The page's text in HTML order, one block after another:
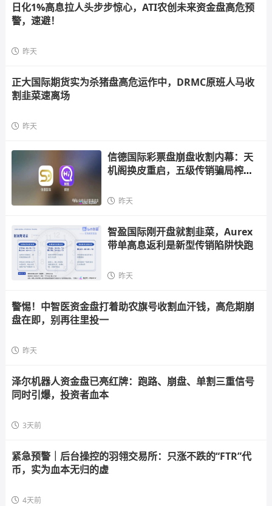
日化1%高息拉人头步步惊心，ATI农创未来资金盘高危预
警，速避！
昨天
正大国际期货实为杀猪盘高危运作中，DRMC原班人马收
割韭菜速离场
昨天
信德国际彩票盘崩盘收割内幕：天
机阁换皮重启，五级传销骗局榨干
昨天
智盈国际刚开盘就割韭菜，Aurex
带单高息返利是新型传销陷阱快跑
昨天
警惕！中智医资金盘打着助农旗号收割血汗钱，高危期崩
盘在即，别再往里投一
昨天
泽尔机器人资金盘已亮红牌：跑路、崩盘、单割三重信号
同时引爆，投资者血本
3天前
紧急预警｜后台操控的羽翎交易所：只涨不跌的“FTR”代
币，实为血本无归的虚
4天前